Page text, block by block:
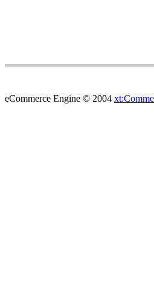
eCommerce Engine © 2004